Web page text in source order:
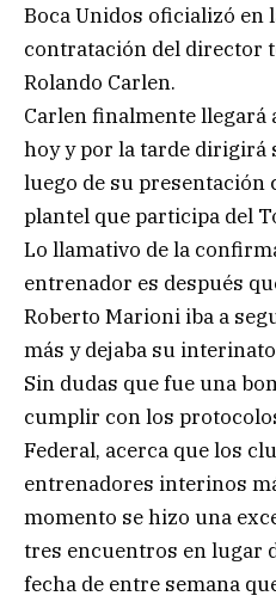
Boca Unidos oficializó en
contratación del director
Rolando Carlen.
Carlen finalmente llegará
hoy y por la tarde dirigirá
luego de su presentación
plantel que participa del
Lo llamativo de la
entrenador es después
Roberto Marioni iba a
más y dejaba su
Sin dudas que fue una
cumplir con los
Federal, acerca que los
entrenadores interinos
momento se hizo una
tres encuentros en lugar
fecha de entre semana